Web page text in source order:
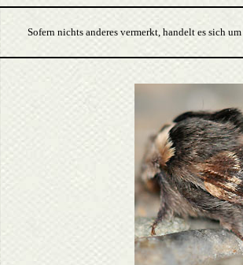
Sofern nichts anderes vermerkt, handelt es sich um